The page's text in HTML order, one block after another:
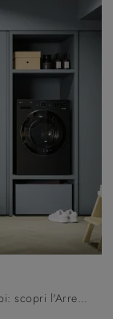
Mobili bagno per lavanderia Bolle J 02 di Arbi: scopri l'Arredo Bagno in laccato opaco moderno e arreda la stanza del benessere.